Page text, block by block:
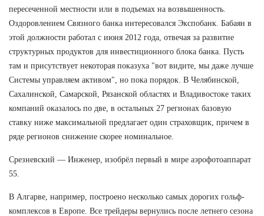
пересеченной местности или в подъемах на возвышенность.
Оздоровлением Связного банка интересовался Экспобанк. Бабаян в
этой должности работал с июня 2012 года, отвечая за развитие
структурных продуктов для инвестиционного блока банка. Пусть
там и присутствует некоторая показуха "вот видите, мы даже лучше
Системы управляем активом", но пока порядок. В Челябинской,
Сахалинской, Самарской, Рязанской областях и Владивостоке таких
компаний оказалось по две, в остальных 27 регионах базовую
ставку ниже максимальной предлагает один страховщик, причем в
ряде регионов снижение скорее номинальное.
Срезневский — Инженер, изобрёл первый в мире аэрофотоаппарат
55.
В Алгарве, например, построено несколько самых дорогих гольф-
комплексов в Европе. Все трейдеры вернулись после летнего сезона